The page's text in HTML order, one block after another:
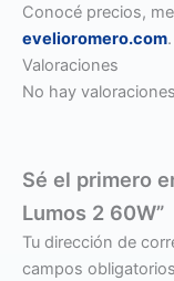
Conocé precios,
evelioromero.com.
Valoraciones
No hay
Sé el primero
Lumos 2 60W”
Tu dirección de
campos